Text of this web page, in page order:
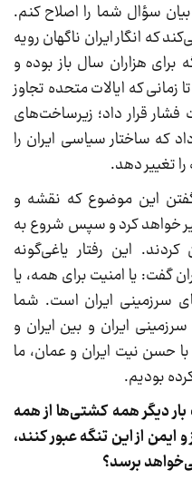
سؤال شما را اصلاح کنم.
که انگار ایران ناگهان رویه
برای هزاران سال باز بوده و
که ایالات متحده تجاوز
فشار قرار داد؛ زیرساخت‌های
که ساختار سیاسی ایران را
تغییر دهد.
این موضوع که نقشه و
خواهد کرد و سپس شروع به
این رفتار یاغی‌گونه
گفت: یا امنیت برای همه، یا
سرزمینی ایران است. شما
ایران و بین ایران و
حسن نیت ایران و عمان، ما
بودیم.
دیگر همه کشتی‌ها از همه
از این تنگه عبور کنند،
برسد؟